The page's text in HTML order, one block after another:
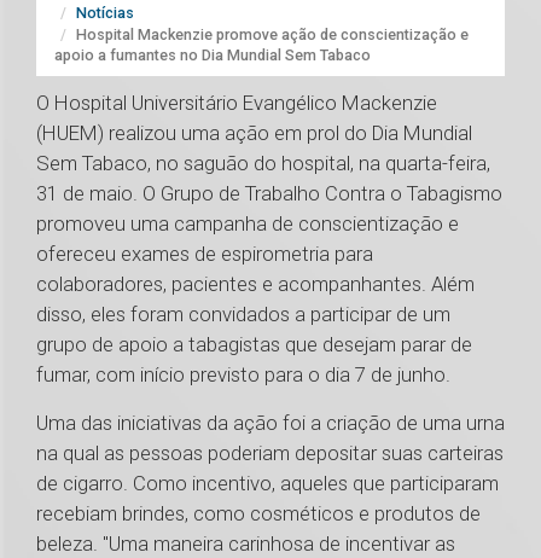
Notícias
Hospital Mackenzie promove ação de conscientização e
apoio a fumantes no Dia Mundial Sem Tabaco
O Hospital Universitário Evangélico Mackenzie
(HUEM) realizou uma ação em prol do Dia Mundial
Sem Tabaco, no saguão do hospital, na quarta-feira,
31 de maio. O Grupo de Trabalho Contra o Tabagismo
promoveu uma campanha de conscientização e
ofereceu exames de espirometria para
colaboradores, pacientes e acompanhantes. Além
disso, eles foram convidados a participar de um
grupo de apoio a tabagistas que desejam parar de
fumar, com início previsto para o dia 7 de junho.
Uma das iniciativas da ação foi a criação de uma urna
na qual as pessoas poderiam depositar suas carteiras
de cigarro. Como incentivo, aqueles que participaram
recebiam brindes, como cosméticos e produtos de
beleza. "Uma maneira carinhosa de incentivar as